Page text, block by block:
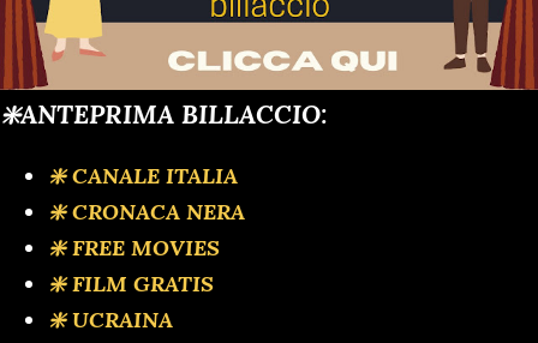
❇️ANTEPRIMA BILLACCIO:
❇️ CANALE ITALIA
❇️ CRONACA NERA
❇️ FREE MOVIES
❇️ FILM GRATIS
❇️ UCRAINA